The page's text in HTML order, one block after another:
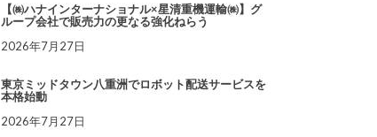
【㈱ハナインターナショナル×星清重機運輸㈱】グ
ループ会社で販売力の更なる強化ねらう
2026年7月27日
東京ミッドタウン八重洲でロボット配送サービスを
本格始動
2026年7月27日